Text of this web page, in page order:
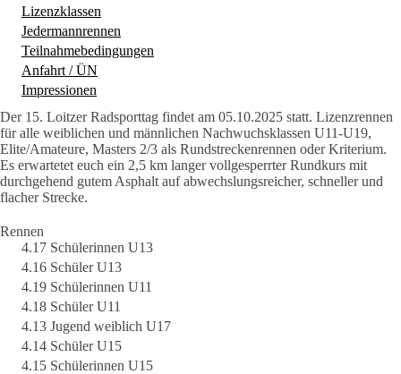
Lizenzklassen
Jedermannrennen
Teilnahmebedingungen
Anfahrt / ÜN
Impressionen
Der 15. Loitzer Radsporttag findet am 05.10.2025 statt. Lizenzrennen
für alle weiblichen und männlichen Nachwuchsklassen U11-U19,
Elite/Amateure, Masters 2/3 als Rundstreckenrennen oder Kriterium.
Es erwartetet euch ein 2,5 km langer vollgesperrter Rundkurs mit
durchgehend gutem Asphalt auf abwechslungsreicher, schneller und
flacher Strecke.
Rennen
4.17 Schülerinnen U13
4.16 Schüler U13
4.19 Schülerinnen U11
4.18 Schüler U11
4.13 Jugend weiblich U17
4.14 Schüler U15
4.15 Schülerinnen U15